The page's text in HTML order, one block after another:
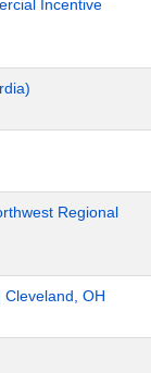
Incentive
Regional
OH